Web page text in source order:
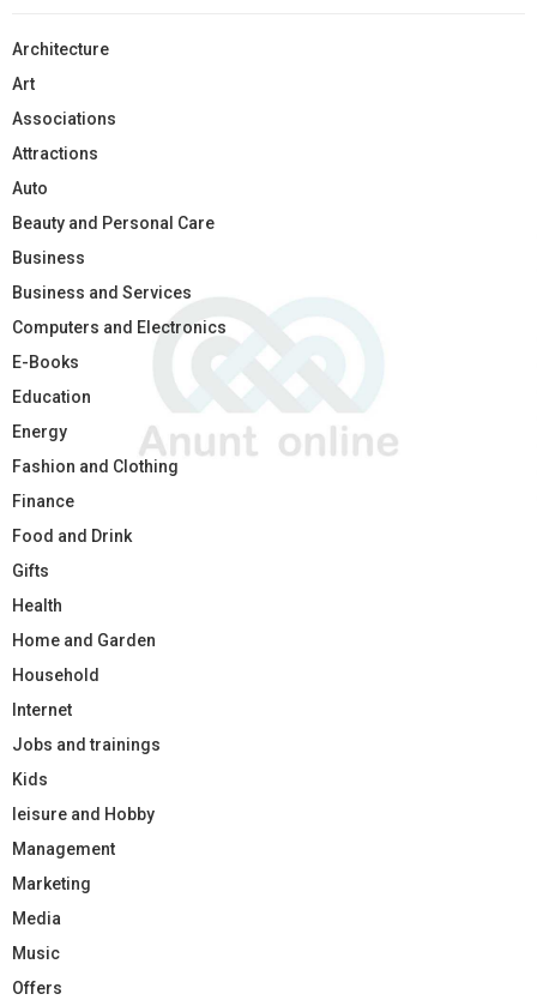
Architecture
Art
Associations
Attractions
Auto
Beauty and Personal Care
Business
Business and Services
Computers and Electronics
E-Books
Education
Energy
Fashion and Clothing
Finance
Food and Drink
Gifts
Health
Home and Garden
Household
Internet
Jobs and trainings
Kids
leisure and Hobby
Management
Marketing
Media
Music
Offers